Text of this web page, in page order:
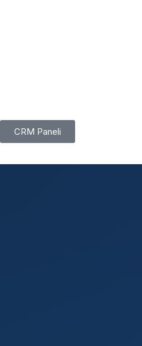
CRM Paneli